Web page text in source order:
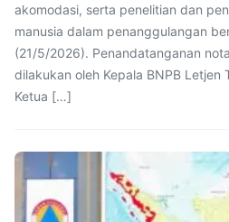
akomodasi, serta penelitian dan
manusia dalam penanggulangan
(21/5/2026). Penandatanganan
dilakukan oleh Kepala BNPB Letjen
Ketua […]